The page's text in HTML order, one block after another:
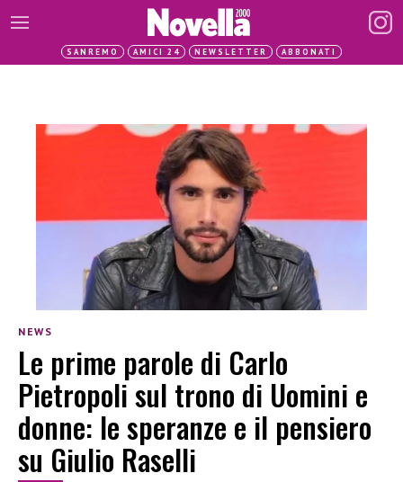
SANREMO AMICI 24 NEWSLETTER ABBONATI
NEWS
Le prime parole di Carlo
Pietropoli sul trono di Uomini e
donne: le speranze e il pensiero
su Giulio Raselli